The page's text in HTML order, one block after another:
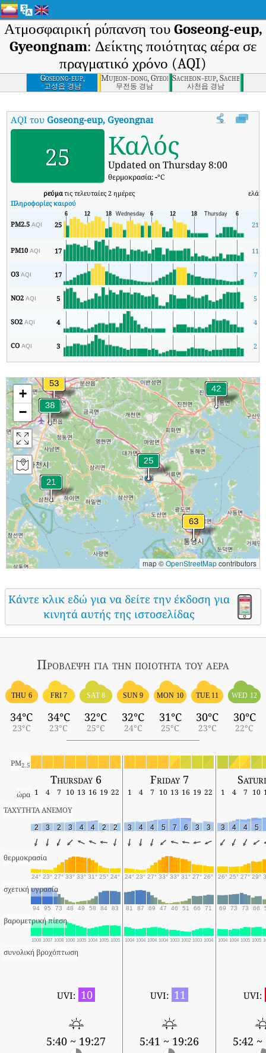
Ατμοσφαιρική ρύπανση του Goseong-eup,
Gyeongnam: Δείκτης ποιότητας αέρα σε
πραγματικό χρόνο (AQI)
Goseong-eup,
Gyeongnam
고성읍 경남
Mujeon-dong, Gyeongnam
무전동 경남
Sacheon-eup, Sacheon-si,
사천읍 경남
AQI τουGoseong-eup, Gyeongnam Δείκτης ποιότητας αέρα σε
25 Καλός
Updated on Thursday 8:00
θερμοκρασία:-°C
ρεύματις τελευταίες 2 ημέρες ελάχ
Πληροφορίες καιρού
PM2.5AQI 25 21
PM10AQI 17 11
O3AQI 17 7
NO2AQI 5 5
SO2AQI 4 4
COAQI 3 2
+
−
map ©OpenStreetMapcontributors
Κάντε κλικ εδώ για να δείτε την έκδοση για
κινητά αυτής της ιστοσελίδας
Πρόβλεψη για την ποιότητα του αέρα
THU 6
34°C
23°C
FRI 7
34°C
23°C
SAT 8
32°C
25°C
SUN 9
32°C
24°C
MON 10
31°C
25°C
TUE 11
30°C
23°C
WED 12
30°C
22°C
PM2.5
Thursday 6 Friday 7
ώρα 1 4 7 10 13 16 19 22 1 4 7 10 13 16 19 22 1 4 7 10
ΤΑΧΥΤΗΤΑ ΑΝΕΜΟΥ
2 3 2 3 4 4 2 2 3 4 4 5 7 6 3 3 3 4 4 5
θερμοκρασία
24° 23° 27° 33° 33° 31° 25° 24° 24° 23° 27° 33° 33° 31° 27° 26° 26° 25° 27° 29°
σχετική υγρασία
94 95 73 48 49 58 84 83 81 87 69 47 46 51 66 71 69 73 73 66
βαρομετρική πίεση
1008 1007 1008 1006 1005 1004 1005 1005 1004 1004 1004 1004 1003 1002 1003 1004 1004 1004 1005 1005
συνολική βροχόπτωση
UVI: 10
5:40 ~ 19:27
UVI: 11
5:41 ~ 19:26
UVI:
5:42 ~